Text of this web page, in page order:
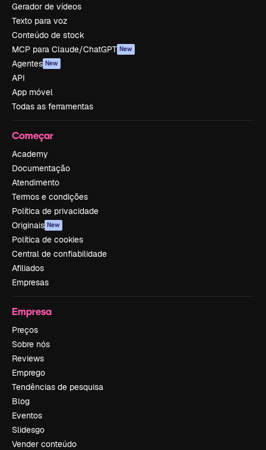
Gerador de vídeos
Texto para voz
Conteúdo de stock
MCP para Claude/ChatGPT New
Agentes New
API
App móvel
Todas as ferramentas
Começar
Academy
Documentação
Atendimento
Termos e condições
Política de privacidade
Originais New
Política de cookies
Central de confiabilidade
Afiliados
Empresas
Empresa
Preços
Sobre nós
Reviews
Emprego
Tendências de pesquisa
Blog
Eventos
Slidesgo
Vender conteúdo